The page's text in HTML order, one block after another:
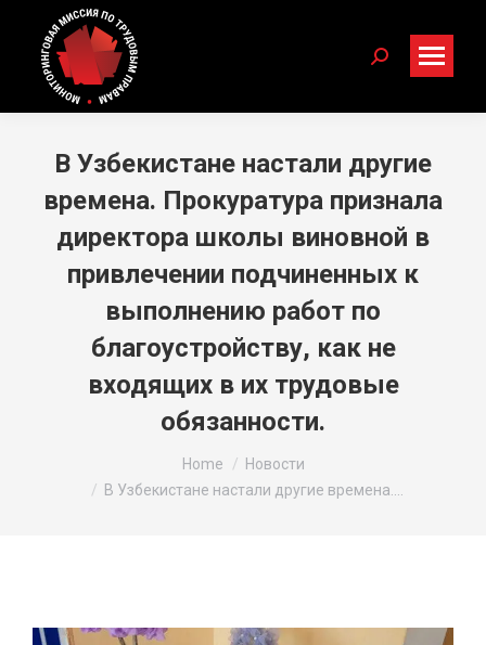
Search:
В Узбекистане настали другие
времена. Прокуратура признала
директора школы виновной в
привлечении подчиненных к
выполнению работ по
благоустройству, как не
входящих в их трудовые
обязанности.
Home
Новости
В Узбекистане настали другие времена.…